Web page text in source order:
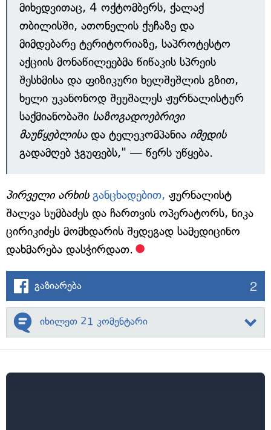
მიხედვითაც, 4 ოქტომბერს, ქალაქ
თბილისში, ათონელის ქუჩაზე და
მიმდებარე ტერიტორიაზე, საპროტესტო
აქციის მონაწილეებმა წიწაკის სპრეის
შესხმისა და ფიზიკური ხელშეშლის გზით,
ხელი უკანონოდ შეუშალეს ჟურნალისტურ
საქმიანობაში საზოგადოებრივი
მაუწყებლისადა ტელეკომპანია იმედის
გადამღებ ჯგუფებს," — წერს უწყება.
პირველი არხის განცხადებით, ჟურნალისტ
შალვა სუმბაძეს და ჩართვის ოპერატორს, ნიკა
ცირიკიძეს მომხდარის შედეგად სამედიცინო
დახმარება დასჭირდათ.
გაზიარება 2
იხილეთ 21 კომენტარი